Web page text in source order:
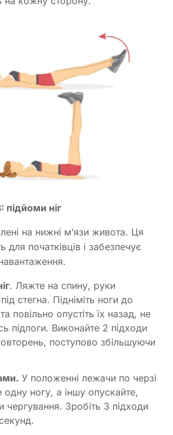
ніг
на нижні м’язи живота. Ця
для початківців і забезпечує
. Ляжте на спину, руки
стегна. Підніміть ноги до
повільно опустіть їх назад, не
підлоги. Виконайте 2 підходи
поступово збільшуючи
У положенні лежачи по черзі
одну ногу, а іншу опускайте,
чергування. Зробіть 3 підходи